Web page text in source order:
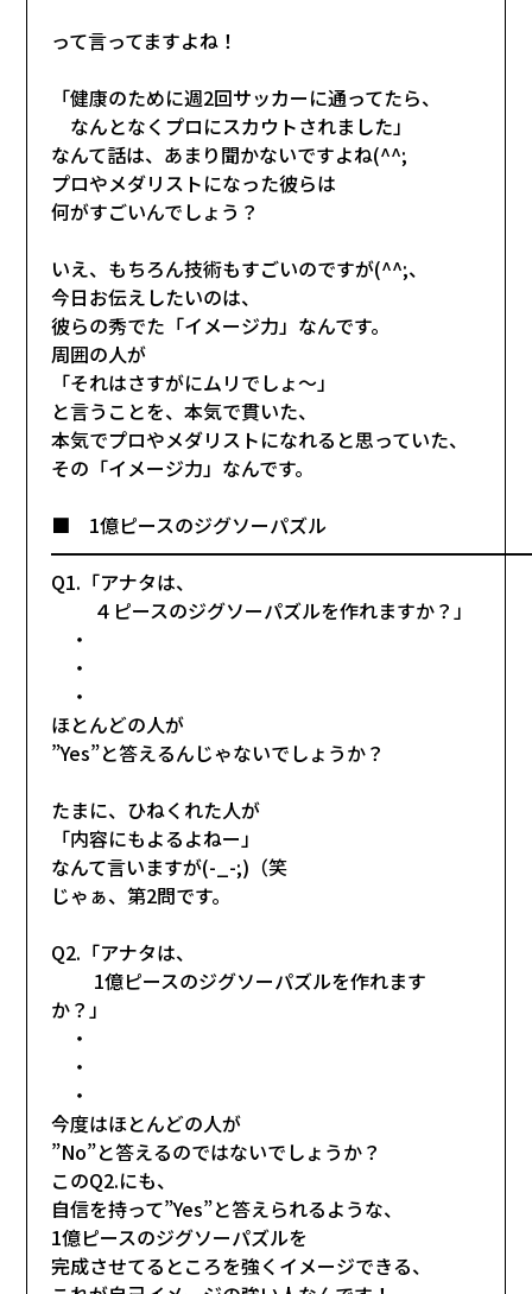
って言ってますよね！
「健康のために週2回サッカーに通ってたら、
なんとなくプロにスカウトされました」
なんて話は、あまり聞かないですよね(^^;
プロやメダリストになった彼らは
何がすごいんでしょう？
いえ、もちろん技術もすごいのですが(^^;、
今日お伝えしたいのは、
彼らの秀でた「イメージ力」なんです。
周囲の人が
「それはさすがにムリでしょ～」
と言うことを、本気で貫いた、
本気でプロやメダリストになれると思っていた、
その「イメージ力」なんです。
■ 1億ピースのジグソーパズル
Q1.「アナタは、
４ピースのジグソーパズルを作れますか？」
・
・
・
ほとんどの人が
”Yes”と答えるんじゃないでしょうか？
たまに、ひねくれた人が
「内容にもよるよねー」
なんて言いますが(-_-;)（笑
じゃぁ、第2問です。
Q2.「アナタは、
1億ピースのジグソーパズルを作れます
か？」
・
・
・
今度はほとんどの人が
”No”と答えるのではないでしょうか？
このQ2.にも、
自信を持って”Yes”と答えられるような、
1億ピースのジグソーパズルを
完成させてるところを強くイメージできる、